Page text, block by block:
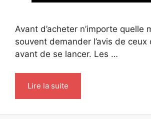
Avant d’acheter n’importe quelle
souvent demander l’avis de ceux
avant de se lancer. Les …
Lire la suite